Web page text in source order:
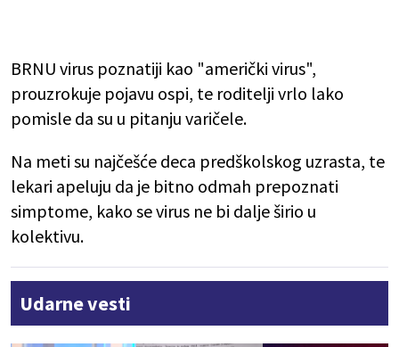
BRNU virus poznatiji kao "američki virus",
prouzrokuje pojavu ospi, te roditelji vrlo lako
pomisle da su u pitanju varičele.
Na meti su najčešće deca predškolskog uzrasta, te
lekari apeluju da je bitno odmah prepoznati
simptome, kako se virus ne bi dalje širio u
kolektivu.
Udarne vesti